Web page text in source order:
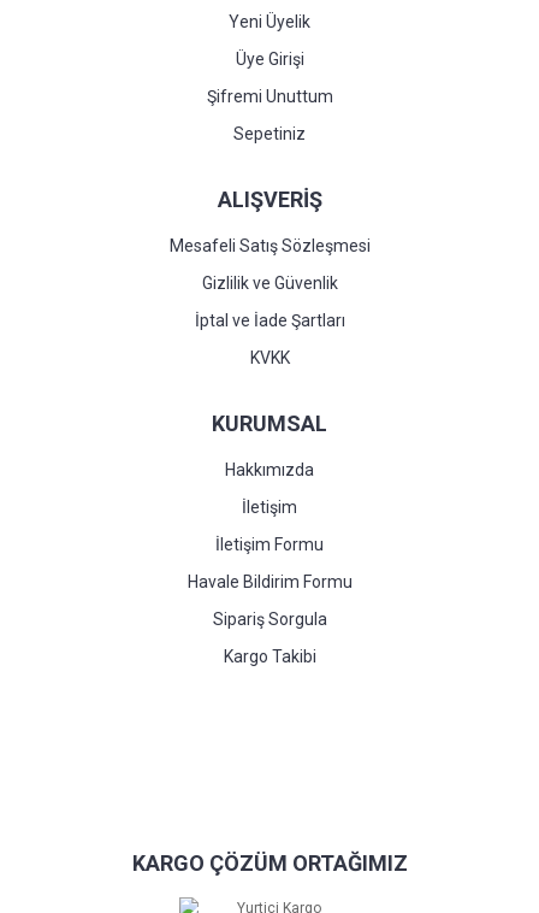
Yeni Üyelik
Üye Girişi
Şifremi Unuttum
Sepetiniz
ALIŞVERİŞ
Mesafeli Satış Sözleşmesi
Gizlilik ve Güvenlik
İptal ve İade Şartları
KVKK
KURUMSAL
Hakkımızda
İletişim
İletişim Formu
Havale Bildirim Formu
Sipariş Sorgula
Kargo Takibi
KARGO ÇÖZÜM ORTAĞIMIZ